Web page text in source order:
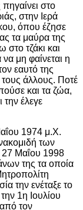
στο
στην Ιερά
όπου έζησε
τα μαύρα της
τζάκι και
μη φαίνεται η
εαυτό της
τους άλλους. Ποτέ
και τα ζώα,
έλεγε
1974 μ.Χ.
των
27 Μαΐου 1998
της τα οποία
την ενέταξε το
1η Ιουλίου
τον